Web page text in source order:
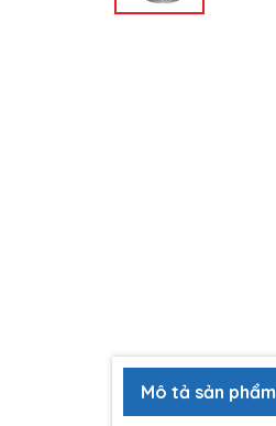
Mô tả sản phẩm